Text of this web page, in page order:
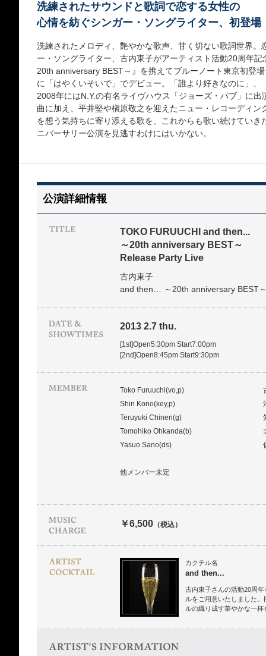
洗練されたサウンドと歌詞で恋する女性の
心情を紡ぐシンガー・ソングライター、初登場
洗練されたメロディ、艶やかな歌声、甘く切ない歌詞世界
ー・ソングライター、古内東子がアーティスト活動20周年
20th anniversary BEST～』を携えてブルーノート東京初登
に「はやくいそいで」でデビュー。「誰より好きなのに」
2008年にはN.Y.の有名ライヴハウス「ジョーズ・パブ」に
曲に加え、平井堅や槇原敬之を迎えたニュー・レコーディ
を想う気持ちに寄り添える歌を、これからも歌い続けてい
ニバーサリー公演を見逃すわけにはいかない。
公演詳細情報
TOKO FURUUCHI and then...
～20th anniversary BEST～
Release Party Live
古内東子
and then… ～20th anniversary BEST
2013 2.7 thu.
[1st]Open5:30pm Start7:00pm
[2nd]Open8:45pm Start9:30pm
Toko Furuuchi(vo,p)
Shin Kono(key,p)
Teruyuki Chinen(g)
Tomohiko Ohkanda(b)
Yasuo Sano(ds)
他メンバー未定
￥6,500 （税込）
カクテル名
and then...
古内東子さんの活動20周
ルをご用意いたしました
ルの織り成す華やかな一